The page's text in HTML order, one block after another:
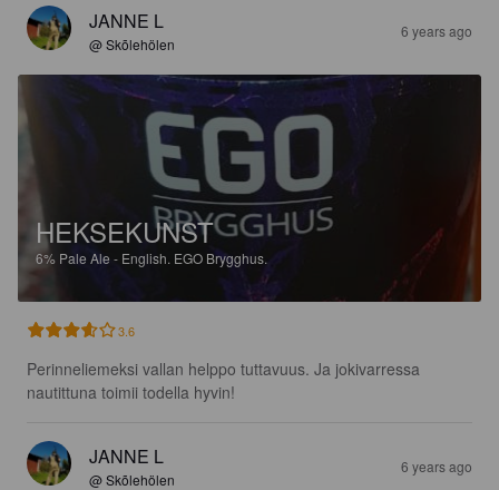
JANNE L
@ Skõlehölen
6 years ago
HEKSEKUNST
6% Pale Ale - English. EGO Brygghus.
3.6
Perinneliemeksi vallan helppo tuttavuus. Ja jokivarressa
nautittuna toimii todella hyvin!
JANNE L
@ Skõlehölen
6 years ago